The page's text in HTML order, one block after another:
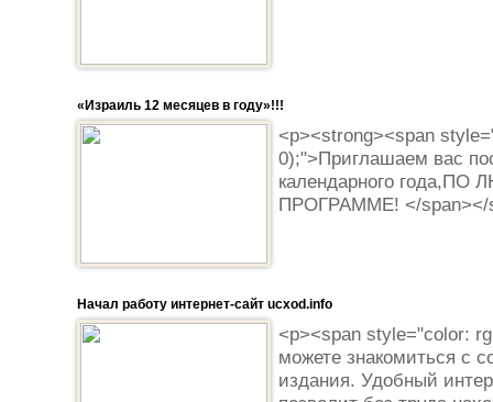
«Израиль 12 месяцев в году»!!!
<p><strong><span
0);">Приглашаем вас
календарного
ПРОГРАММЕ! </span></
Начал работу интернет-сайт ucxod.info
<p><span style="color:
можете знакомиться с
издания. Удобный